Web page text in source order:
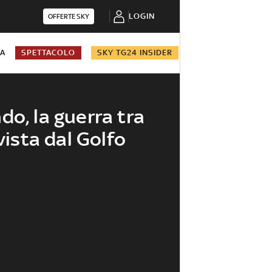
OFFERTE SKY LOGIN
SPETTACOLO SKY TG24 INSIDER
la guerra tra
dal Golfo